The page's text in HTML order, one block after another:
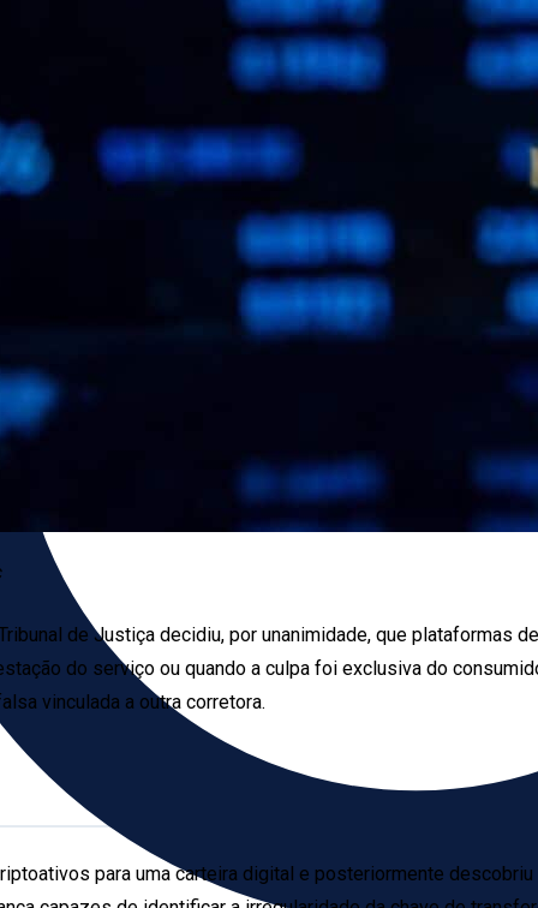
de Justiça decidiu, por unanimidade, que
do serviço ou quando a culpa foi exclusiva do
vinculada a outra corretora.
para uma carteira digital e posteriormente